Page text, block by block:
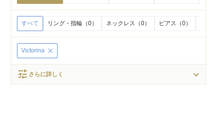
すべて リング・指輪（0） ネックレス（0） ピアス（0）
Victorina
tune さらに詳しく